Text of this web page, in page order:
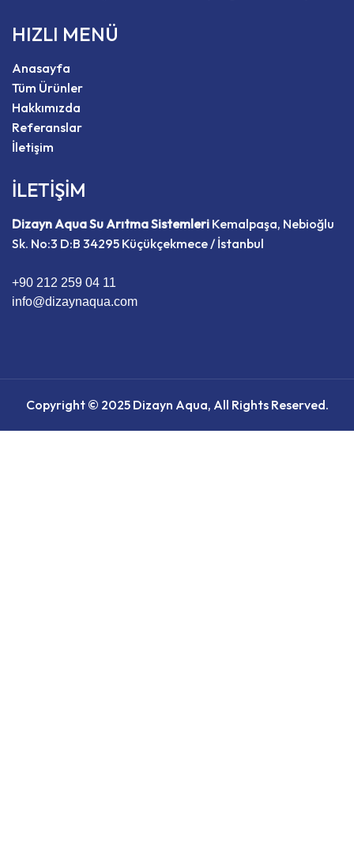
HIZLI MENÜ
Anasayfa
Tüm Ürünler
Hakkımızda
Referanslar
İletişim
İLETİŞİM
Dizayn Aqua Su Arıtma Sistemleri Kemalpaşa, Nebioğlu
Sk. No:3 D:B 34295 Küçükçekmece / İstanbul
+90 212 259 04 11
info@dizaynaqua.com
Copyright © 2025 Dizayn Aqua, All Rights Reserved.